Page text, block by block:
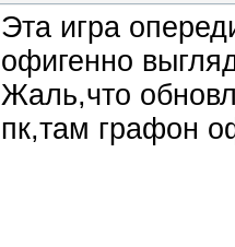
Эта игра
офигенно
Жаль,что
пк,там графон